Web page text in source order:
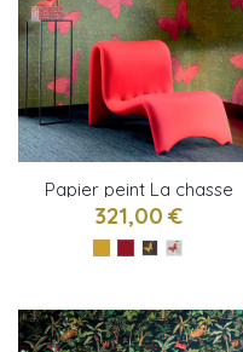
Papier peint La chasse
au paillon de Elitis
321,00 €